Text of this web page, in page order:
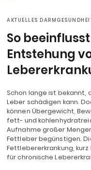
AKTUELLES
So
Entstehung
Schon lange ist bekannt,
Leber schädigen kann.
können Übergewicht,
fett- und
Aufnahme großer
Fettleber begünstigen.
Fettlebererkrankung,
für chronische